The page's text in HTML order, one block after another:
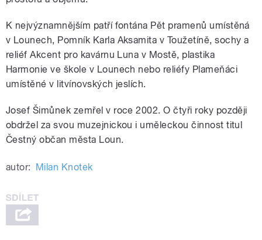
K nejvýznamnějším patří fontána Pět pramenů umístěná
v Lounech, Pomník Karla Aksamita v Toužetíně, sochy a
reliéf Akcent pro kavárnu Luna v Mostě, plastika
Harmonie ve škole v Lounech nebo reliéfy Plameňáci
umístěné v litvínovských jeslích.
Josef Šimůnek zemřel v roce 2002. O čtyři roky později
obdržel za svou muzejnickou i uměleckou činnost titul
Čestný občan města Loun.
autor: Milan Knotek